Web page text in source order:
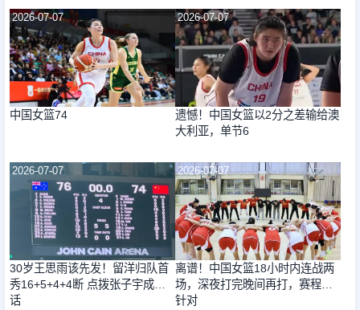
2026-07-07
中国女篮74
2026-07-07
遗憾！中国女篮以2分之差输给澳
大利亚，单节6
2026-07-07
30岁王思雨该先发！留洋归队首
秀16+5+4+4断 点拨张子宇成佳
话
2026-07-07
离谱！中国女篮18小时内连战两
场，深夜打完晚间再打，赛程遭
针对